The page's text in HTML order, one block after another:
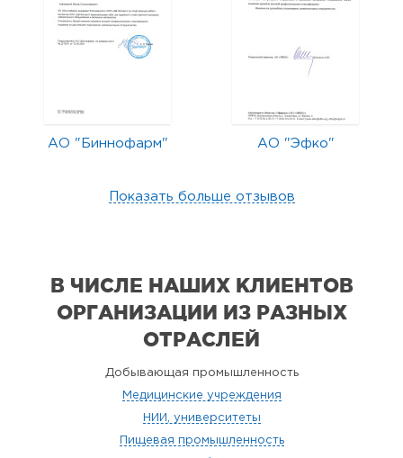
АО "Биннофарм" АО "Эфко"
Показать больше отзывов
В ЧИСЛЕ НАШИХ КЛИЕНТОВ
ОРГАНИЗАЦИИ ИЗ РАЗНЫХ
ОТРАСЛЕЙ
Добывающая промышленность
Медицинские учреждения
НИИ, университеты
Пищевая промышленность